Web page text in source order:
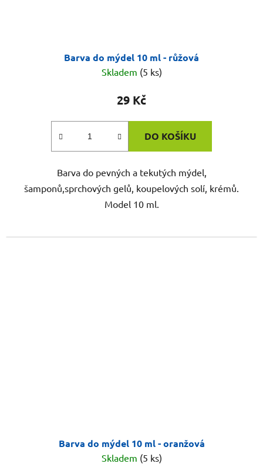
Barva do mýdel 10 ml - růžová
Skladem (5 ks)
29 Kč
DO KOŠÍKU
Barva do pevných a tekutých mýdel,
šamponů,sprchových gelů, koupelových solí, krémů.
Model 10 ml.
Barva do mýdel 10 ml - oranžová
Skladem (5 ks)